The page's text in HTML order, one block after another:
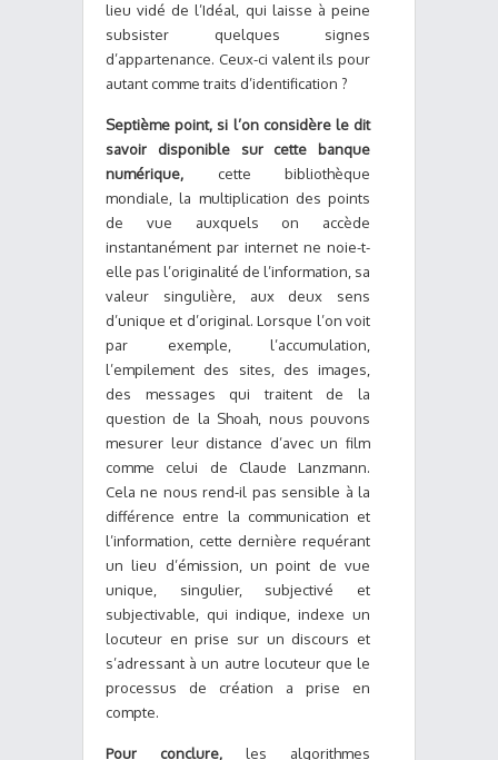
lieu vidé de l’Idéal, qui laisse à peine
subsister quelques signes
d’appartenance. Ceux-ci valent ils pour
autant comme traits d’identification ?
Septième point, si l’on considère le dit
savoir disponible sur cette banque
numérique, cette bibliothèque
mondiale, la multiplication des points
de vue auxquels on accède
instantanément par internet ne noie-t-
elle pas l’originalité de l’information, sa
valeur singulière, aux deux sens
d’unique et d’original. Lorsque l’on voit
par exemple, l’accumulation,
l’empilement des sites, des images,
des messages qui traitent de la
question de la Shoah, nous pouvons
mesurer leur distance d’avec un film
comme celui de Claude Lanzmann.
Cela ne nous rend-il pas sensible à la
différence entre la communication et
l’information, cette dernière requérant
un lieu d’émission, un point de vue
unique, singulier, subjectivé et
subjectivable, qui indique, indexe un
locuteur en prise sur un discours et
s’adressant à un autre locuteur que le
processus de création a prise en
compte.
Pour conclure, les algorithmes